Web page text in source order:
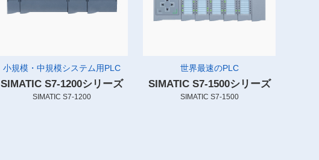
小規模・中規模システム用PLC
SIMATIC S7-1200シリーズ
SIMATIC S7-1200
世界最速のPLC
SIMATIC S7-1500シリーズ
SIMATIC S7-1500